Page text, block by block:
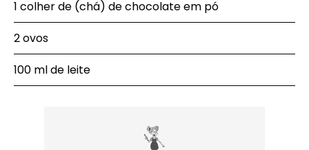
1 colher de (chá) de chocolate em pó
2 ovos
100 ml de leite